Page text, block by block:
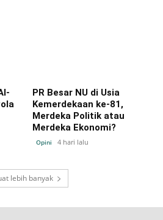
PR Besar NU di Usia
Kemerdekaan ke-81,
Merdeka Politik atau
Merdeka Ekonomi?
Opini 4 hari lalu
lebih banyak